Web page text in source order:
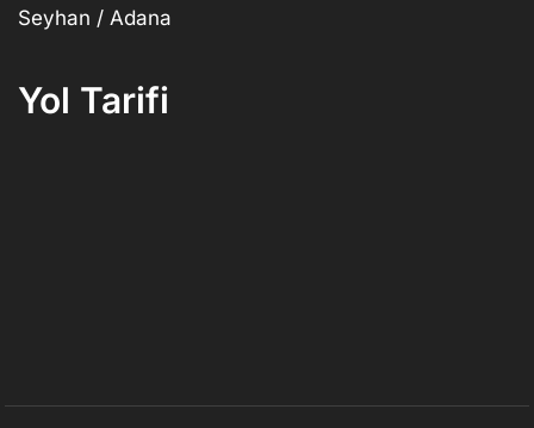
Seyhan / Adana
Yol Tarifi